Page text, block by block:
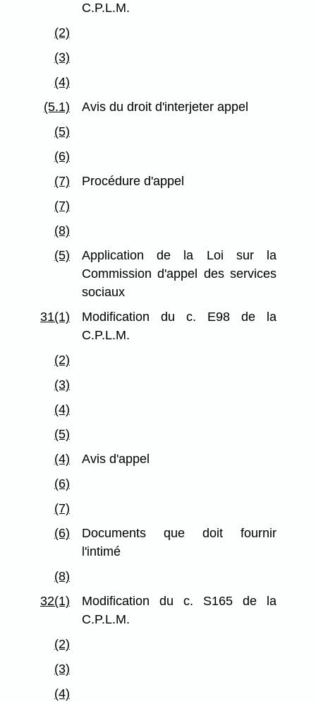
C.P.L.M.
(2)
(3)
(4)
(5.1)
Avis du droit d'interjeter appel
(5)
(6)
(7)
Procédure d'appel
(7)
(8)
(5)
Application de la Loi sur la
Commission d'appel des services
sociaux
31(1)
Modification du c. E98 de la
C.P.L.M.
(2)
(3)
(4)
(5)
(4)
Avis d'appel
(6)
(7)
(6)
Documents que doit fournir
l'intimé
(8)
32(1)
Modification du c. S165 de la
C.P.L.M.
(2)
(3)
(4)